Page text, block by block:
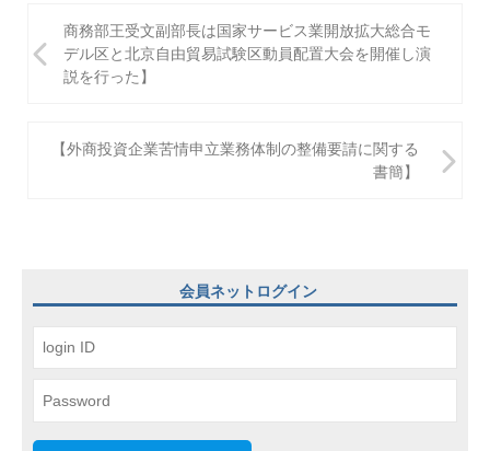
稿
ン
商務部王受文副部長は国家サービス業開放拡大総合モ
デル区と北京自由貿易試験区動員配置大会を開催し演
説を行った】
【外商投資企業苦情申立業務体制の整備要請に関する
書簡】
会員ネットログイン